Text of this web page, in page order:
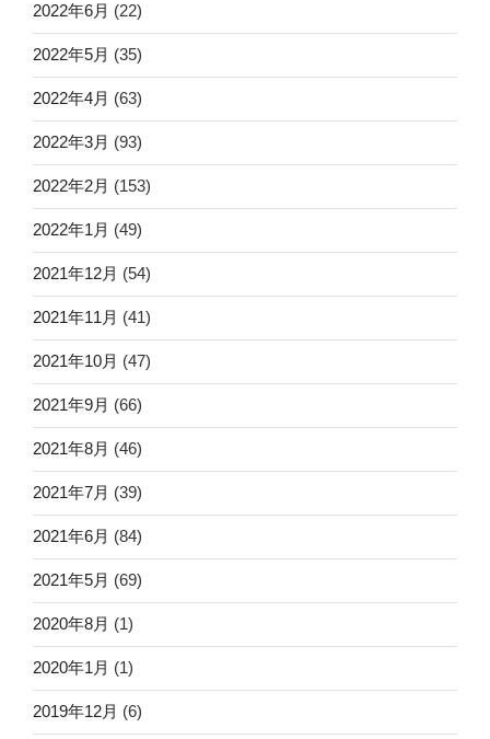
2022年6月 (22)
2022年5月 (35)
2022年4月 (63)
2022年3月 (93)
2022年2月 (153)
2022年1月 (49)
2021年12月 (54)
2021年11月 (41)
2021年10月 (47)
2021年9月 (66)
2021年8月 (46)
2021年7月 (39)
2021年6月 (84)
2021年5月 (69)
2020年8月 (1)
2020年1月 (1)
2019年12月 (6)